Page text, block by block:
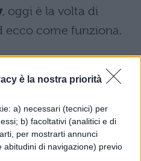
è la nostra priorità
a) necessari (tecnici) per
b) facoltativi (analitici e di
per mostrarti annunci
abitudini di navigazione) previo
, oggi è la volta di
ecco come funziona.